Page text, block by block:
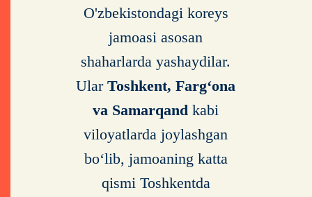
O'zbekistondagi koreys
jamoasi asosan
shaharlarda yashaydilar.
UlarToshkent, Fargʻona
va Samarqand kabi
viloyatlarda joylashgan
boʻlib, jamoaning katta
qismi Toshkentda